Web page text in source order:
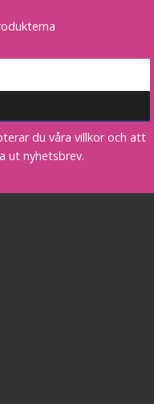
du våra villkor och att
ut nyhetsbrev.